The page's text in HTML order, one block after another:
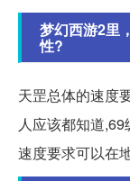
梦幻西游2里
性?
天罡总体的速度
人应该都知道
速度要求可以在